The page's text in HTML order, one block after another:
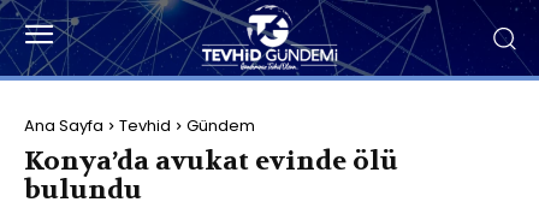
Ana Sayfa Tevhid Gündem
Konya’da avukat evinde ölü
bulundu